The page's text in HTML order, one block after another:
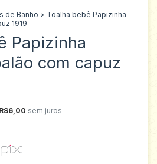
de Banho > Toalha bebê Papizinha
1919
Papizinha
com capuz
R$6,00 sem juros